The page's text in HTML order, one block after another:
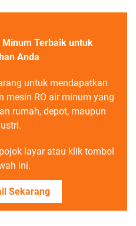
Minum Terbaik untuk
Anda
untuk mendapatkan
mesin RO air minum yang
rumah, depot, maupun
layar atau klik tombol
ini.
Sekarang